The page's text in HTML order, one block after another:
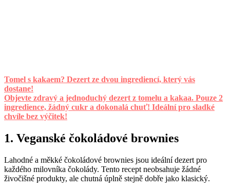
Tomel s kakaem? Dezert ze dvou ingrediencí, který vás
dostane!
Objevte zdravý a jednoduchý dezert z tomelu a kakaa. Pouze 2
ingredience, žádný cukr a dokonalá chuť! Ideální pro sladké
chvíle bez výčitek!
1. Veganské čokoládové brownies
Lahodné a měkké čokoládové brownies jsou ideální dezert pro
každého milovníka čokolády. Tento recept neobsahuje žádné
živočišné produkty, ale chutná úplně stejně dobře jako klasický.